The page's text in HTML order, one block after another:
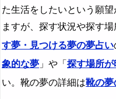
た生活をしたいという願
ますが、探す状況や探す
す夢・見つける夢の夢占い
象的な夢 」や「 探す場所
い。靴の夢の詳細は靴の夢